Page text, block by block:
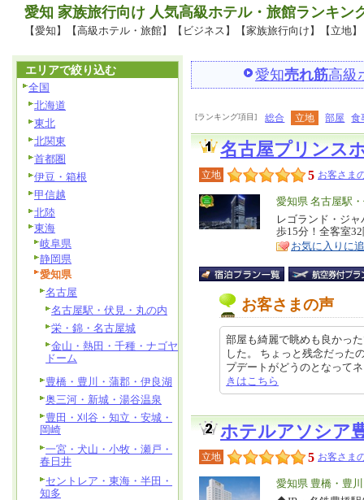
愛知 家族旅行向け 人気高級ホテル・旅館ランキン
【愛知】【高級ホテル・旅館】【ビジネス】【家族旅行向け】【立地】
愛知売れ筋高級
[ランキング項目] 総合 立地 部屋 食
名古屋プリンス
立地 5 お客さま
エ
リ
ア
愛知県 名古屋駅
特
徴
レゴランド・ジ
歩15分！全客室
お気に入りに
お客さまの声
部屋も綺麗で眺めも良かっ
した。 ちょっと残念だった
プデートがどうのとなって
きはこちら
ホテルアソシア
立地 5 お客さま
エ
愛知県 豊橋・豊
エリアで絞り込む
全国
北海道
東北
北関東
首都圏
伊豆・箱根
甲信越
北陸
東海
岐阜県
静岡県
愛知県
名古屋
名古屋駅・伏見・丸の内
栄・錦・名古屋城
金山・熱田・千種・ナゴヤ
ドーム
豊橋・豊川・蒲郡・伊良湖
奥三河・新城・湯谷温泉
豊田・刈谷・知立・安城・
岡崎
一宮・犬山・小牧・瀬戸・
春日井
セントレア・東海・半田・
知多